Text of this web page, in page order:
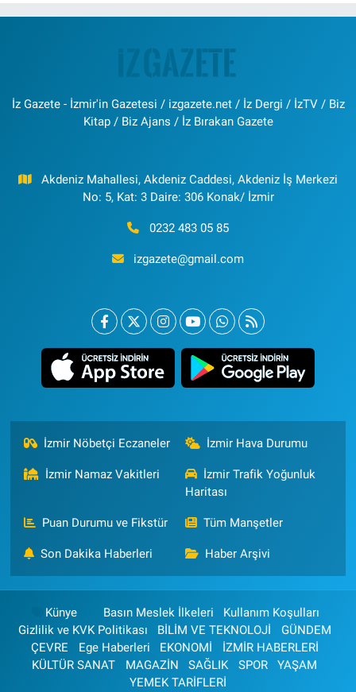
İz Gazete - İzmir'in Gazetesi / izgazete.net / İz Dergi / İzTV / Biz
Kitap / Biz Ajans / İz Bırakan Gazete
Akdeniz Mahallesi, Akdeniz Caddesi, Akdeniz İş Merkezi
No: 5, Kat: 3 Daire: 306 Konak/ İzmir
0232 483 05 85
izgazete@gmail.com
İzmir Nöbetçi Eczaneler İzmir Hava Durumu
İzmir Namaz Vakitleri
İzmir Trafik Yoğunluk
Haritası
Puan Durumu ve Fikstür Tüm Manşetler
Son Dakika Haberleri Haber Arşivi
Künye Basın Meslek İlkeleri
Kullanım Koşulları
Gizlilik ve KVK Politikası
BİLİM VE TEKNOLOJİ
GÜNDEM
ÇEVRE
Ege Haberleri EKONOMİ
İZMİR HABERLERİ
KÜLTÜR SANAT
MAGAZİN SAĞLIK SPOR
YAŞAM
YEMEK TARİFLERİ